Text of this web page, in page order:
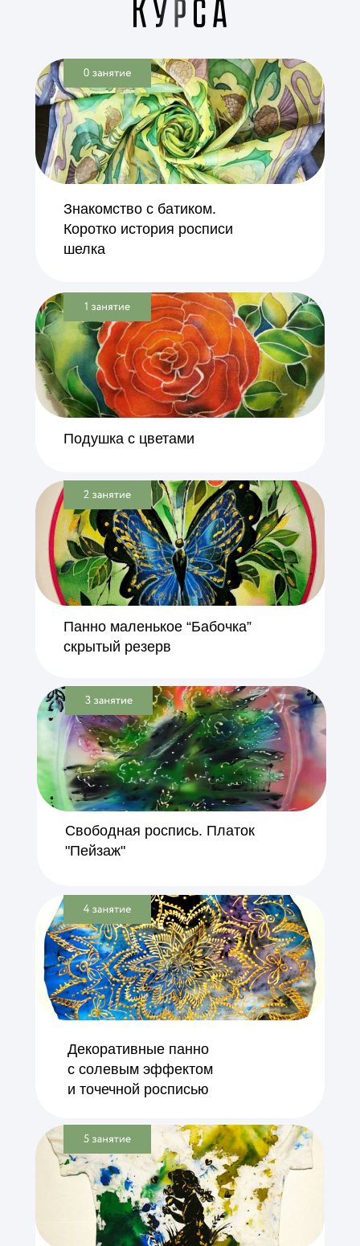
Знакомство с батиком.
Коротко история росписи
шелка
Подушка с цветами
Панно маленькое “Бабочка”
скрытый резерв
Декоративные панно
с солевым эффектом
и точечной росписью
Свободная роспись. Платок
"Пейзаж"